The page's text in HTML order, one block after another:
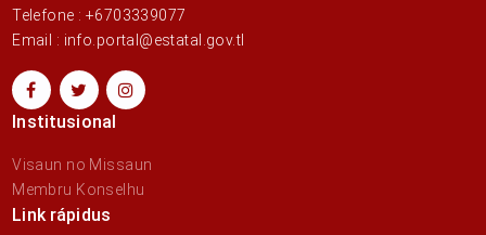
Telefone : +6703339077
Email : info.portal@estatal.gov.tl
Institusional
Visaun no Missaun
Membru Konselhu
Link rápidus